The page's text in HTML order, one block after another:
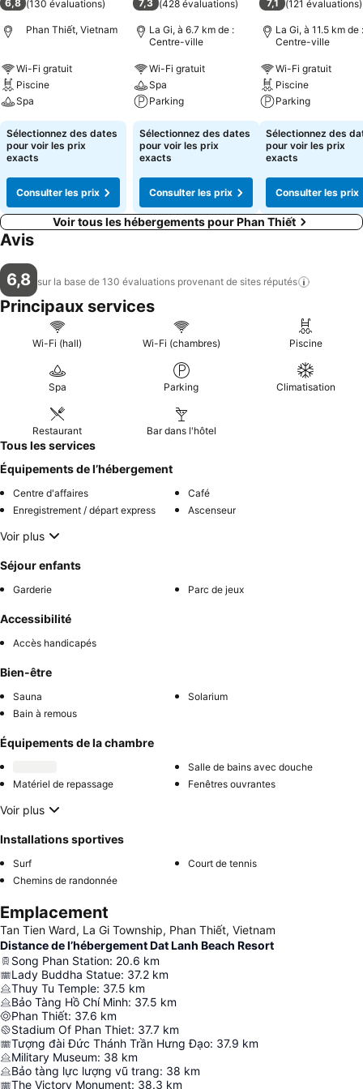
6,8 (130 évaluations)
Phan Thiết, Vietnam
Wi-Fi gratuit
Piscine
Spa
Sélectionnez des dates
pour voir les prix
exacts
Consulter les prix
7,3 (428 évaluations)
La Gi, à 6.7 km de :
Centre-ville
Wi-Fi gratuit
Spa
Parking
Sélectionnez des dates
pour voir les prix
exacts
Consulter les prix
7,1 (121 évaluations)
La Gi, à 11.5 km de :
Centre-ville
Wi-Fi gratuit
Piscine
Parking
Sélectionnez des
pour voir les prix
exacts
Consulter les prix
Voir tous les hébergements pour Phan Thiết
Avis
6,8 sur la base de 130 évaluations provenant de sites réputés
Principaux services
Wi-Fi (hall) Wi-Fi (chambres) Piscine
Spa Parking Climatisation
Restaurant Bar dans l'hôtel
Tous les services
Équipements de l’hébergement
Centre d'affaires
Café
Enregistrement / départ express
Ascenseur
Voir plus
Séjour enfants
Garderie Parc de jeux
Accessibilité
Accès handicapés
Bien-être
Sauna
Solarium
Bain à remous
Équipements de la chambre
Salle de bains avec douche
Matériel de repassage
Fenêtres ouvrantes
Voir plus
Installations sportives
Surf
Court de tennis
Chemins de randonnée
Emplacement
Tan Tien Ward, La Gi Township, Phan Thiết, Vietnam
Distance de l’hébergement Dat Lanh Beach Resort
Song Phan Station: 20.6 km
Lady Buddha Statue: 37.2 km
Thuy Tu Temple: 37.5 km
Bảo Tàng Hồ Chí Minh: 37.5 km
Phan Thiết: 37.6 km
Stadium Of Phan Thiet: 37.7 km
Tượng đài Đức Thánh Trần Hưng Đạo: 37.9 km
Military Museum: 38 km
Bảo tàng lực lượng vũ trang: 38 km
The Victory Monument: 38.3 km